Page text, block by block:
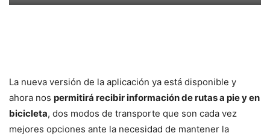
La nueva versión de la aplicación ya está disponible y
ahora nos permitirá recibir información de rutas a pie y en
bicicleta, dos modos de transporte que son cada vez
mejores opciones ante la necesidad de mantener la